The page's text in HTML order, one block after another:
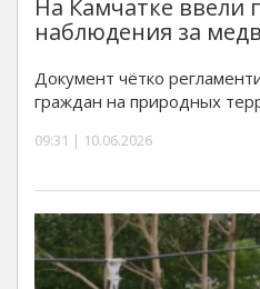
На Камчатке ввели
наблюдения за
Документ чётко
граждан на природных
09:31 | 10.06.2026